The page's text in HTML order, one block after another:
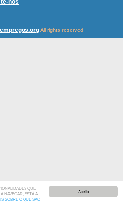
Aceito
QUE
NAVEGAR, ESTÁ A
SOBRE O QUE SÃO
nos
empregos.orgAll rights reserved